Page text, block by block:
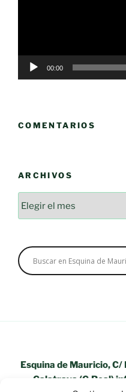
00:00
COMENTARIOS
ARCHIVOS
Esquina de Mauricio,
Calatrava (C.Real)